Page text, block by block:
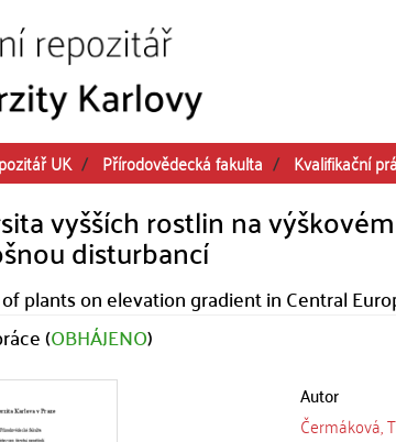
UK Přírodovědecká fakulta Kvalifikační
vyšších rostlin na
disturbancí
plants on elevation gradient in Central
(OBHÁJENO)
Autor
Čermáková,